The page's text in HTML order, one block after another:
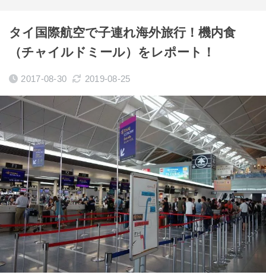
タイ国際航空で子連れ海外旅行！機内食
（チャイルドミール）をレポート！
2017-08-30 2019-08-25